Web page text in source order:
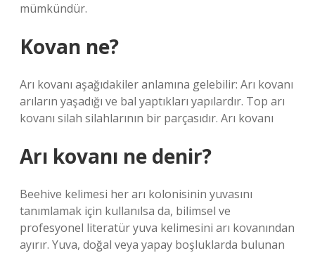
mümkündür.
Kovan ne?
Arı kovanı aşağıdakiler anlamına gelebilir: Arı kovanı
arıların yaşadığı ve bal yaptıkları yapılardır. Top arı
kovanı silah silahlarının bir parçasıdır. Arı kovanı
Arı kovanı ne denir?
Beehive kelimesi her arı kolonisinin yuvasını
tanımlamak için kullanılsa da, bilimsel ve
profesyonel literatür yuva kelimesini arı kovanından
ayırır. Yuva, doğal veya yapay boşluklarda bulunan